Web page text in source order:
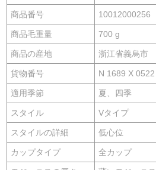
商品番号 10012000256
商品毛重量 700 g
商品の産地 浙江省義烏市
貨物番号 N 1689 X 0522
適用季節 夏、四季
スタイル Vタイプ
スタイルの詳細 低心位
カップタイプ 全カップ